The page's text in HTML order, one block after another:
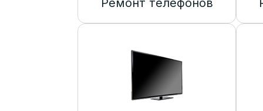
Ремонт телефонов